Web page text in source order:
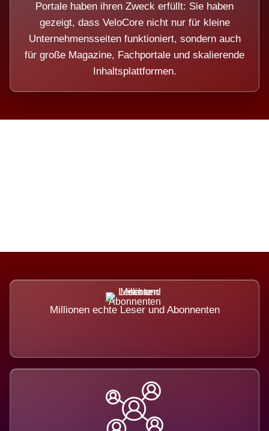
Portale haben ihren Zweck erfüllt: Sie haben
gezeigt, dass VeloCore nicht nur für kleine
Unternehmensseiten funktioniert, sondern auch
für große Magazine, Fachportale und skalierende
Inhaltsplattformen.
Millionen echte Leser und Abonnenten